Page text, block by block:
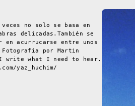
no solo se basa en
delicadas.También se
en acurrucarse entre unos
por Martin
write what I need to hear.
yaz_huchim/